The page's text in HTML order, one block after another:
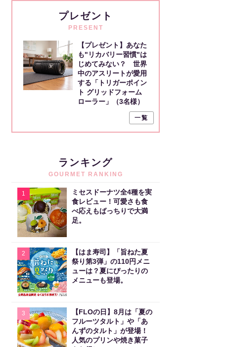
プレゼント
PRESENT
【プレゼント】あなた
も"リカバリー習慣"は
じめてみない？ 世界
中のアスリートが愛用
する「トリガーポイン
ト グリッドフォーム
ローラー」（3名様）
一覧
ランキング
GOURMET RANKING
1
ミセスドーナツ全4種を実
食レビュー！可愛さも食
べ応えもばっちりで大満
足。
2
【はま寿司】「旨ねた夏
祭り第3弾」の110円メニ
ューは？夏にぴったりの
メニューも登場。
3
【FLOの日】8月は「夏の
フルーツタルト」や「あ
んずのタルト」が登場！
人気のプリンや焼き菓子